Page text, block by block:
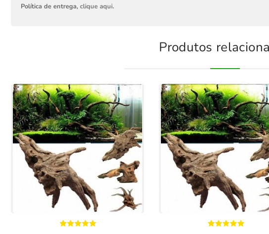
Política de entrega, clique aqui.
Produtos